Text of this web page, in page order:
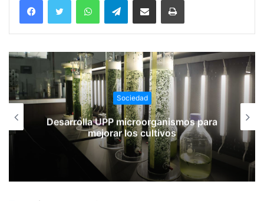
Sociedad
Desarrolla UPP microorganismos para
mejorar los cultivos